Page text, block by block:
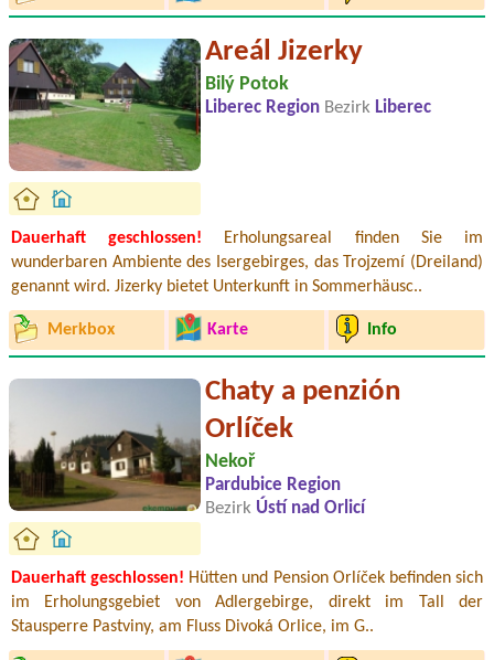
Areál Jizerky
Bilý Potok
Liberec Region Bezirk Liberec
Dauerhaft geschlossen! Erholungsareal finden Sie im
wunderbaren Ambiente des Isergebirges, das Trojzemí (Dreiland)
genannt wird. Jizerky bietet Unterkunft in Sommerhäusc..
Merkbox Karte Info
Chaty a penzión
Orlíček
Nekoř
Pardubice Region
Bezirk Ústí nad Orlicí
Dauerhaft geschlossen! Hütten und Pension Orlíček befinden sich
im Erholungsgebiet von Adlergebirge, direkt im Tall der
Stausperre Pastviny, am Fluss Divoká Orlice, im G..